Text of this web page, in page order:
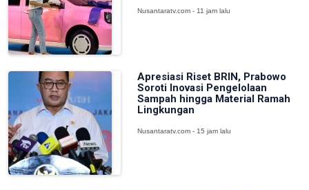
Nusantaratv.com - 11 jam lalu
Apresiasi Riset BRIN, Prabowo
Soroti Inovasi Pengelolaan
Sampah hingga Material Ramah
Lingkungan
Nusantaratv.com - 15 jam lalu